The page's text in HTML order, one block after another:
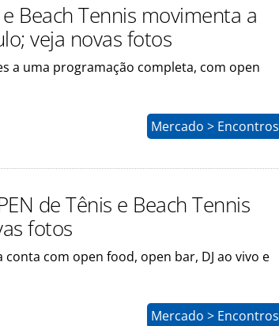
Beach Tennis movimenta a
veja novas fotos
a uma programação completa, com open
Mercado > Encontros
de Tênis e Beach Tennis
fotos
com open food, open bar, DJ ao vivo e
Mercado > Encontros